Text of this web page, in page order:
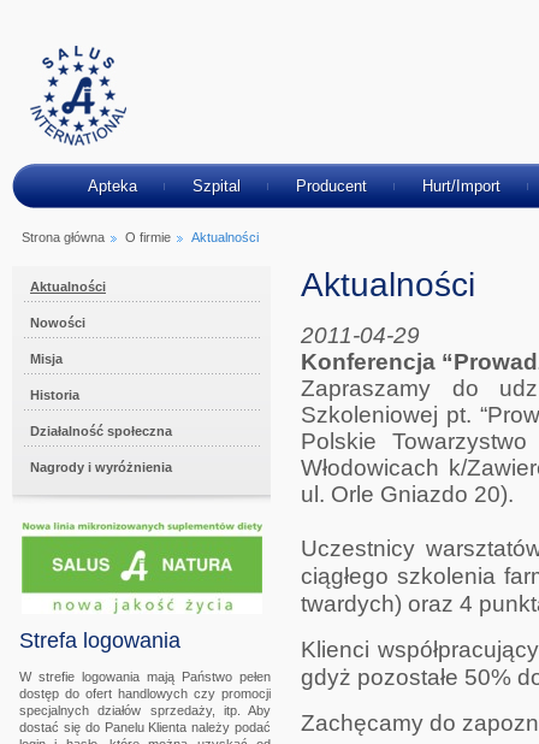
Apteka Szpital Producent Hurt/Import
Strona główna O firmie Aktualności
Aktualności
Nowości
Misja
Historia
Działalność społeczna
Nagrody i wyróżnienia
Strefa logowania
W strefie logowania mają Państwo pełen
dostęp do ofert handlowych czy promocji
specjalnych działów sprzedaży, itp. Aby
dostać się do Panelu Klienta należy podać
Aktualności
2011-04-29
Konferencja
Zapraszamy do
Szkoleniowej pt.
Polskie
Włodowicach k/
ul. Orle Gniazdo 20).
Uczestnicy
ciągłego szkolenia
twardych) oraz 4
Klienci
gdyż pozostałe 50%
Zachęcamy do